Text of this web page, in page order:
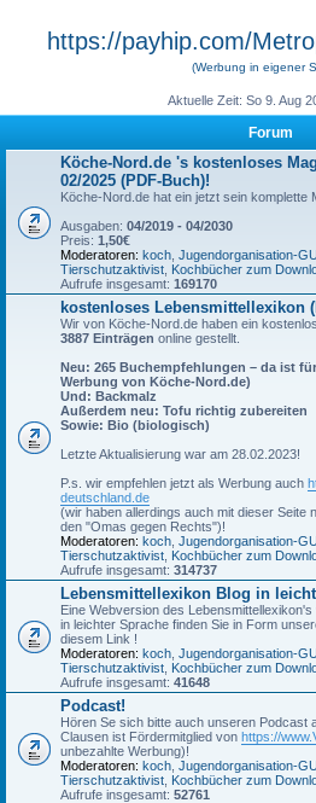
https://payhip.com/
(Werbung in eigener
Aktuelle Zeit: So 9. Aug
Forum
Köche-Nord.de 's kostenloses
02/2025 (PDF-Buch)!
Köche-Nord.de hat ein jetzt sein komplette
Ausgaben: 04/2019 - 04/2030
Preis: 1,50€
Moderatoren: koch Jugendorganisation-
Tierschutzaktivist Kochbücher zum
Aufrufe insgesamt: 169170
kostenloses Lebensmittellexikon
Wir von Köche-Nord.de haben ein
3887 Einträgen online gestellt.
Neu: 265 Buchempfehlungen – da ist
Werbung von Köche-Nord.de)
Und: Backmalz
Außerdem neu: Tofu richtig zubereiten
Sowie: Bio (biologisch)
Letzte Aktualisierung war am 28.02.2023!
P.s. wir empfehlen jetzt als Werbung auch
deutschland.de
(wir haben allerdings auch mit dieser Seite
den "Omas gegen Rechts")!
Moderatoren: koch Jugendorganisation-
Tierschutzaktivist Kochbücher zum
Aufrufe insgesamt: 314737
Lebensmittellexikon Blog in
Eine Webversion des
in leichter Sprache finden Sie in Form
diesem Link !
Moderatoren: koch Jugendorganisation-
Tierschutzaktivist Kochbücher zum
Aufrufe insgesamt: 41648
Podcast!
Hören Se sich bitte auch unseren Podcast
Clausen ist Fördermitglied von https://
unbezahlte Werbung)!
Moderatoren: koch Jugendorganisation-
Tierschutzaktivist Kochbücher zum
Aufrufe insgesamt: 52761